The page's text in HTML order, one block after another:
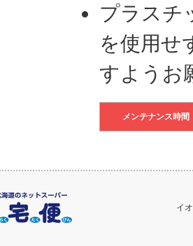
プラスチ
を使用せ
すようお
メンテナンス時間
イ